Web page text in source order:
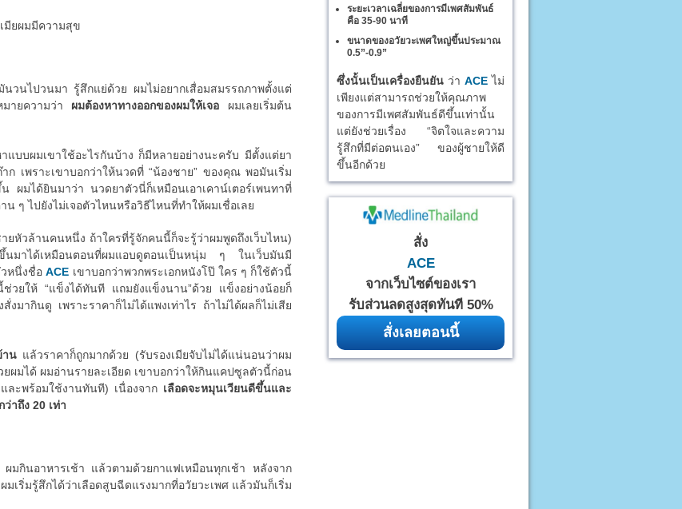
มียผมมีความสุข
วนไปวนมา รู้สึกแย่ด้วย ผมไม่อยากเสื่อมสมรรถภาพตั้งแต่
ายความว่า ผมต้องหาทางออกของผมให้เจอ ผมเลยเริ่มต้น
บบผมเขาใช้อะไรกันบ้าง ก็มีหลายอย่างนะครับ มีตั้งแต่ยา
ก เพราะเขาบอกว่าให้นวดที่ “น้องชาย” ของคุณ พอมันเริ่ม
มได้ยินมาว่า นวดยาตัวนี่ก็เหมือนเอาเคาน์เตอร์เพนทาที่
ๆ ไปยังไม่เจอตัวไหนหรือวิธีไหนที่ทำให้ผมเชื่อเลย
ายหัวล้านคนหนึ่ง ถ้าใครที่รู้จักคนนี้ก็จะรู้ว่าผมพูดถึงเว็บไหน)
ขึ้นมาได้เหมือนตอนที่ผมแอบดูตอนเป็นหนุ่ม ๆ ในเว็บมันมี
วหนึ่งชื่อACE เขาบอกว่าพวกพระเอกหนังโป๊ ใคร ๆ ก็ใช้ตัวนี้
วยให้ “แข็งได้ทันที แถมยังแข็งนาน”ด้วย แข็งอย่างน้อยก็
งมากินดู เพราะราคาก็ไม่ได้แพงเท่าไร ถ้าไม่ได้ผลก็ไม่เสีย
าน แล้วราคาก็ถูกมากด้วย (รับรองเมียจับไม่ได้แน่นอนว่าผม
ผมได้ ผมอ่านรายละเอียด เขาบอกว่าให้กินแคปซูลตัวนี้ก่อน
ะพร้อมใช้งานทันที) เนื่องจาก เลือดจะหมุนเวียนดีขึ้นและ
าถึง 20 เท่า
มกินอาหารเช้า แล้วตามด้วยกาแฟเหมือนทุกเช้า หลังจาก
เริ่มรู้สึกได้ว่าเลือดสูบฉีดแรงมากที่อวัยวะเพศ แล้วมันก็เริ่ม
ระยะเวลาเฉลี่ยของการมีเพศสัมพันธ์
คือ 35-90 นาที
ขนาดของอวัยวะเพศใหญ่ขึ้นประมาณ
0.5”-0.9”
ซึ่งนั้นเป็นเครื่องยืนยัน ว่า ACE ไม่
เพียงแต่สามารถช่วยให้คุณภาพ
ของการมีเพศสัมพันธ์ดีขึ้นเท่านั้น
แต่ยังช่วยเรื่อง “จิตใจและความ
รู้สึกที่มีต่อตนเอง” ของผู้ชายให้ดี
ขึ้นอีกด้วย
สั่ง
ACE
จากเว็บไซต์ของเรา
รับส่วนลดสูงสุดทันที 50%
สั่งเลยตอนนี้